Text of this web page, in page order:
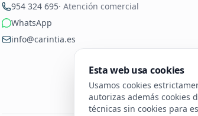
954 324 695· Atención comercial
WhatsApp
info@carintia.es
Esta web usa cookies
Usamos cookies
autorizas además cookies
técnicas sin cookies para